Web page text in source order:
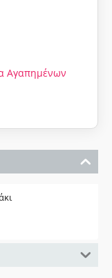
Αγαπημένων